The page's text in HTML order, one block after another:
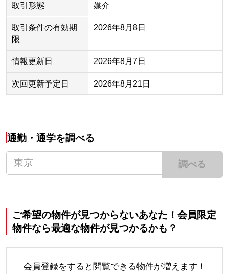
取引形態 媒介
取引条件の有効期
限
2026年8月8日
情報更新日 2026年8月7日
次回更新予定日 2026年8月21日
通勤・通学を調べる
調べる
ご希望の物件が見つからないあなた！会員限定
物件なら最適な物件が見つかるかも？
会員登録をすると閲覧できる物件が増えます！